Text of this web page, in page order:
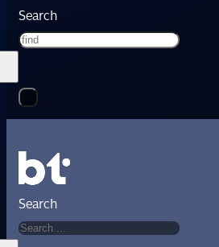
Search
Search